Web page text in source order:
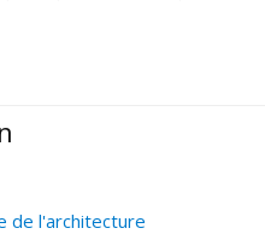
de conception de l'espace.
de l'architecture